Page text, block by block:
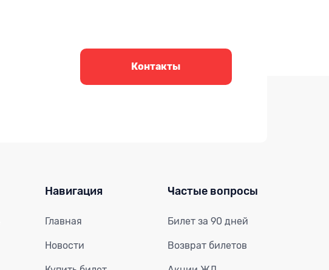
Контакты
Навигация
Главная
Новости
Частые вопросы
Билет за 90 дней
Возврат билетов